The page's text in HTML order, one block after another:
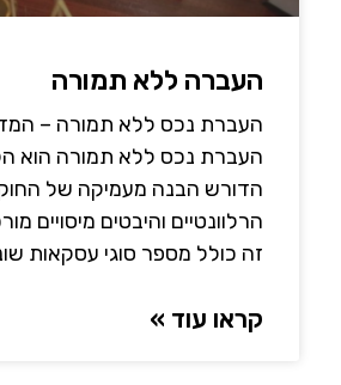
העברה ללא תמורה
העברת נכס ללא תמורה –
העברת נכס ללא תמורה הוא
הדורש הבנה מעמיקה של
הרלוונטיים והיבטים מיסויים
זה כולל מספר סוגי עסקאות
קראו עוד »